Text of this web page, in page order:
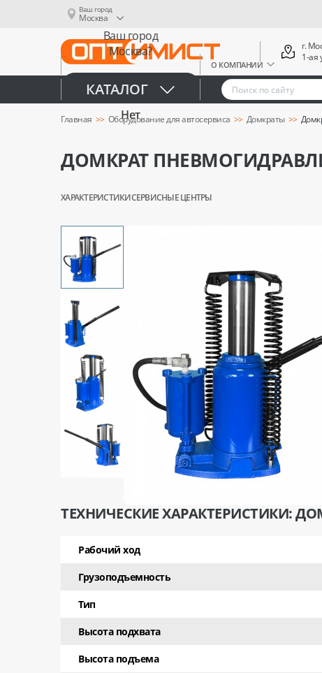
Ваш город
Москва
Ваш город
Москва?
Да
Нет
О КОМПАНИИ
г.
1-ая
КАТАЛОГ
Главная Оборудование для автосервиса Домкраты
ДОМКРАТ
ХАРАКТЕРИСТИКИСЕРВИСНЫЕ ЦЕНТРЫ
ТЕХНИЧЕСКИЕ ХАРАКТЕРИСТИКИ:
Рабочий ход
Грузоподъемность
Тип
Высота подхвата
Высота подъема